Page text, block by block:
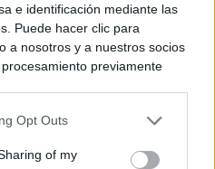
e identificación mediante las
Puede hacer clic para
a nosotros y a nuestros socios
previamente
en cuenta que algún
tiene el derecho de
Opt Outs
of my